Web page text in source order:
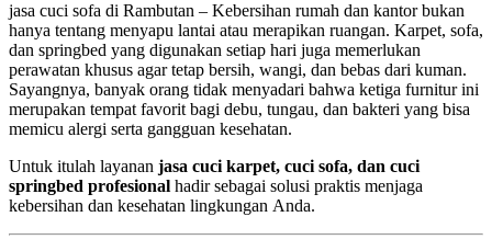
jasa cuci sofa di Rambutan – Kebersihan rumah dan kantor bukan
hanya tentang menyapu lantai atau merapikan ruangan. Karpet, sofa,
dan springbed yang digunakan setiap hari juga memerlukan
perawatan khusus agar tetap bersih, wangi, dan bebas dari kuman.
Sayangnya, banyak orang tidak menyadari bahwa ketiga furnitur ini
merupakan tempat favorit bagi debu, tungau, dan bakteri yang bisa
memicu alergi serta gangguan kesehatan.
Untuk itulah layanan jasa cuci karpet, cuci sofa, dan cuci
springbed profesional hadir sebagai solusi praktis menjaga
kebersihan dan kesehatan lingkungan Anda.